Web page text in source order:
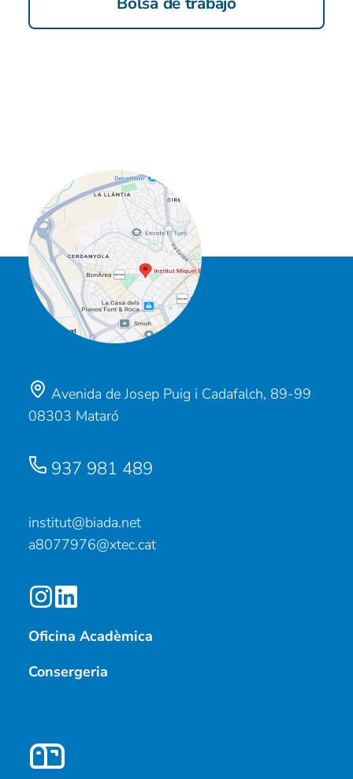
Avenida de Josep Puig i Cadafalch, 89-99
08303 Mataró
937 981 489
institut@biada.net
a8077976@xtec.cat
Oficina Acadèmica
Consergeria